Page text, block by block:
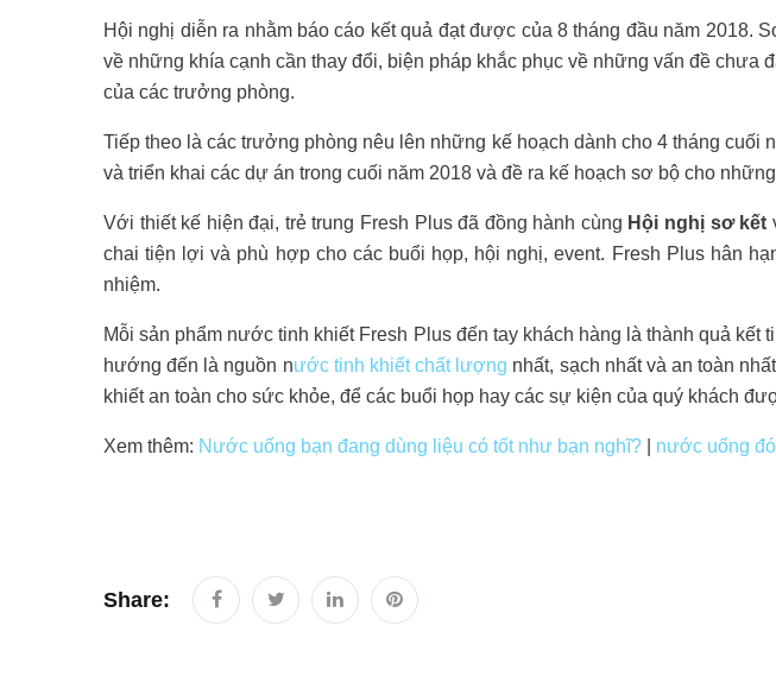
Hội nghị diễn ra nhằm báo cáo kết quả đạt được của 8 tháng đầu năm
về những khía cạnh cần thay đổi, biện pháp khắc phục về những vấn đề
của các trưởng phòng.
Tiếp theo là các trưởng phòng nêu lên những kế hoạch dành cho 4 tháng
và triển khai các dự án trong cuối năm 2018 và đề ra kế hoạch sơ bộ cho
Với thiết kế hiện đại, trẻ trung Fresh Plus đã đồng hành cùng Hội nghị sơ kết
chai tiện lợi và phù hợp cho các buổi họp, hội nghị, event. Fresh Plus hân
nhiệm.
Mỗi sản phẩm nước tinh khiết Fresh Plus đến tay khách hàng là thành quả
hướng đến là nguồn nước tinh khiết chất lượng nhất, sạch nhất và an toàn
khiết an toàn cho sức khỏe, để các buổi họp hay các sự kiện của quý khách
Xem thêm: Nước uống bạn đang dùng liệu có tốt như bạn nghĩ? nước uống
Share: